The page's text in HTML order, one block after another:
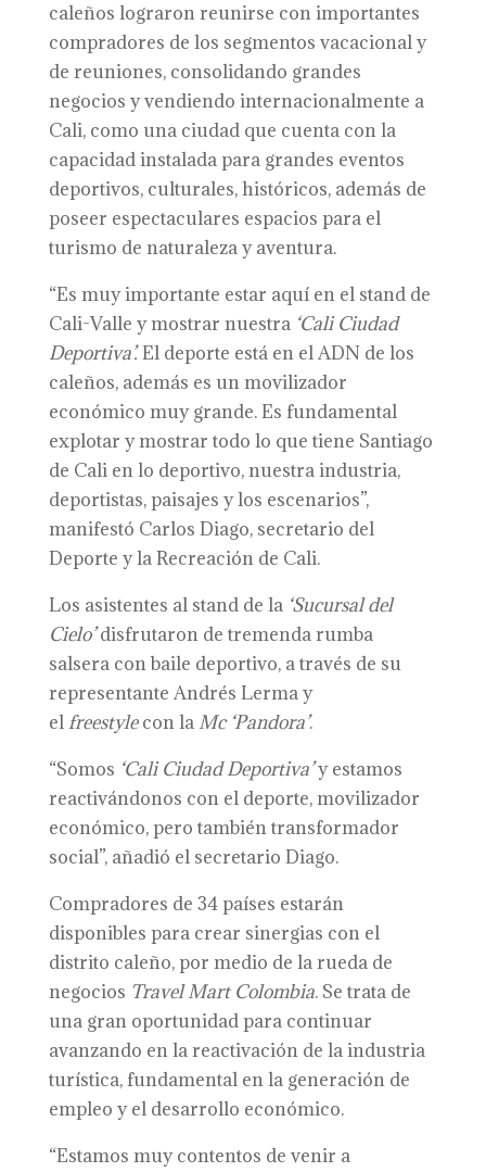
caleños lograron reunirse con importantes
compradores de los segmentos vacacional y
de reuniones, consolidando grandes
negocios y vendiendo internacionalmente a
Cali, como una ciudad que cuenta con la
capacidad instalada para grandes eventos
deportivos, culturales, históricos, además de
poseer espectaculares espacios para el
turismo de naturaleza y aventura.
“Es muy importante estar aquí en el stand de
Cali-Valle y mostrar nuestra ‘Cali Ciudad
Deportiva’.El deporte está en el ADN de los
caleños, además es un movilizador
económico muy grande. Es fundamental
explotar y mostrar todo lo que tiene Santiago
de Cali en lo deportivo, nuestra industria,
deportistas, paisajes y los escenarios”,
manifestó Carlos Diago, secretario del
Deporte y la Recreación de Cali.
Los asistentes al stand de la ‘Sucursal del
Cielo’disfrutaron de tremenda rumba
salsera con baile deportivo, a través de su
representante Andrés Lerma y
elfreestylecon la Mc ‘Pandora’.
“Somos ‘Cali Ciudad Deportiva’y estamos
reactivándonos con el deporte, movilizador
económico, pero también transformador
social”, añadió el secretario Diago.
Compradores de 34 países estarán
disponibles para crear sinergias con el
distrito caleño, por medio de la rueda de
negocios Travel Mart Colombia. Se trata de
una gran oportunidad para continuar
avanzando en la reactivación de la industria
turística, fundamental en la generación de
empleo y el desarrollo económico.
“Estamos muy contentos de venir a